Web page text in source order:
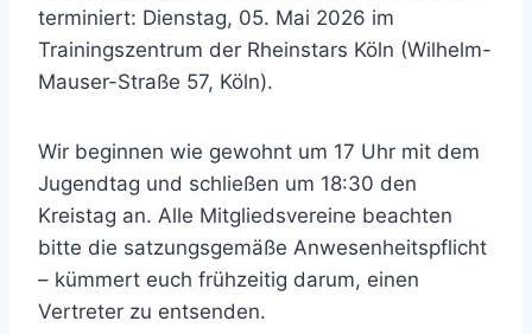
terminiert: Dienstag, 05. Mai 2026 im
Trainingszentrum der Rheinstars Köln (Wilhelm-
Mauser-Straße 57, Köln).
Wir beginnen wie gewohnt um 17 Uhr mit dem
Jugendtag und schließen um 18:30 den
Kreistag an. Alle Mitgliedsvereine beachten
bitte die satzungsgemäße Anwesenheitspflicht
– kümmert euch frühzeitig darum, einen
Vertreter zu entsenden.